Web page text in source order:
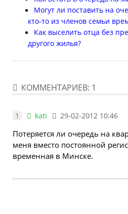
Могут ли поставить на
кто-то из членов семьи
Как выселить отца без
другого жилья?
КОММЕНТАРИЕВ: 1
1 kati 29-02-2012 10:46
Потеряется ли очередь на
меня вместо постоянной
временная в Минске.